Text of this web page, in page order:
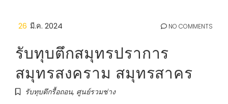
26 มี.ค. 2024 NO COMMENTS
รับทุบตึกสมุทรปราการ
สมุทรสงคราม สมุทรสาคร
รับทุบตึกรื้อถอน, ศูนย์รวมช่าง